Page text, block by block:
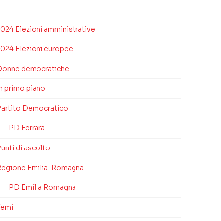
Elezioni amministrative
Elezioni europee
democratiche
primo piano
Democratico
PD Ferrara
di ascolto
Emilia-Romagna
PD Emilia Romagna